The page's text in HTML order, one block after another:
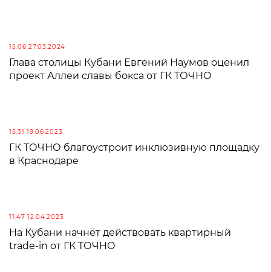
15:06 27.03.2024
Глава столицы Кубани Евгений Наумов оценил
проект Аллеи славы бокса от ГК ТОЧНО
15:31 19.06.2023
ГК ТОЧНО благоустроит инклюзивную площадку
в Краснодаре
11:47 12.04.2023
На Кубани начнёт действовать квартирный
trade-in от ГК ТОЧНО